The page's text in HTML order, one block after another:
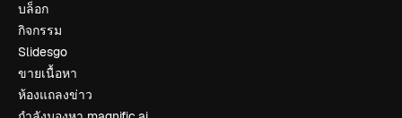
บล็อก
กิจกรรม
Slidesgo
ขายเนื้อหา
ห้องแถลงข่าว